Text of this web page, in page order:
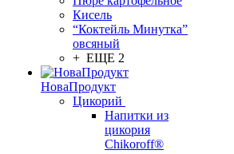
Кисель
“Коктейль Минутка”
овсяный
+ ЕЩЕ 2
НоваПродукт
Цикорий
Напитки из
цикория
Chikoroff®